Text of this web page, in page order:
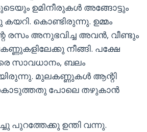
ഉമിനീരുകൾ അങ്ങോട്ടും
കൊണ്ടിരുന്നു. ഉമ്മം
രസം അനുഭവിച്ച അവൻ, വീണ്ടും
നീങ്ങി. പക്ഷേ
സാവധാനം, ബലം
മുലകണ്ണുകൾ ആന്റി
പോലെ തഴുകാൻ
പുറത്തേക്കു ഉന്തി വന്നു.